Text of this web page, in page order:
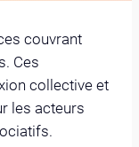
couvrant
Ces
collective et
les acteurs